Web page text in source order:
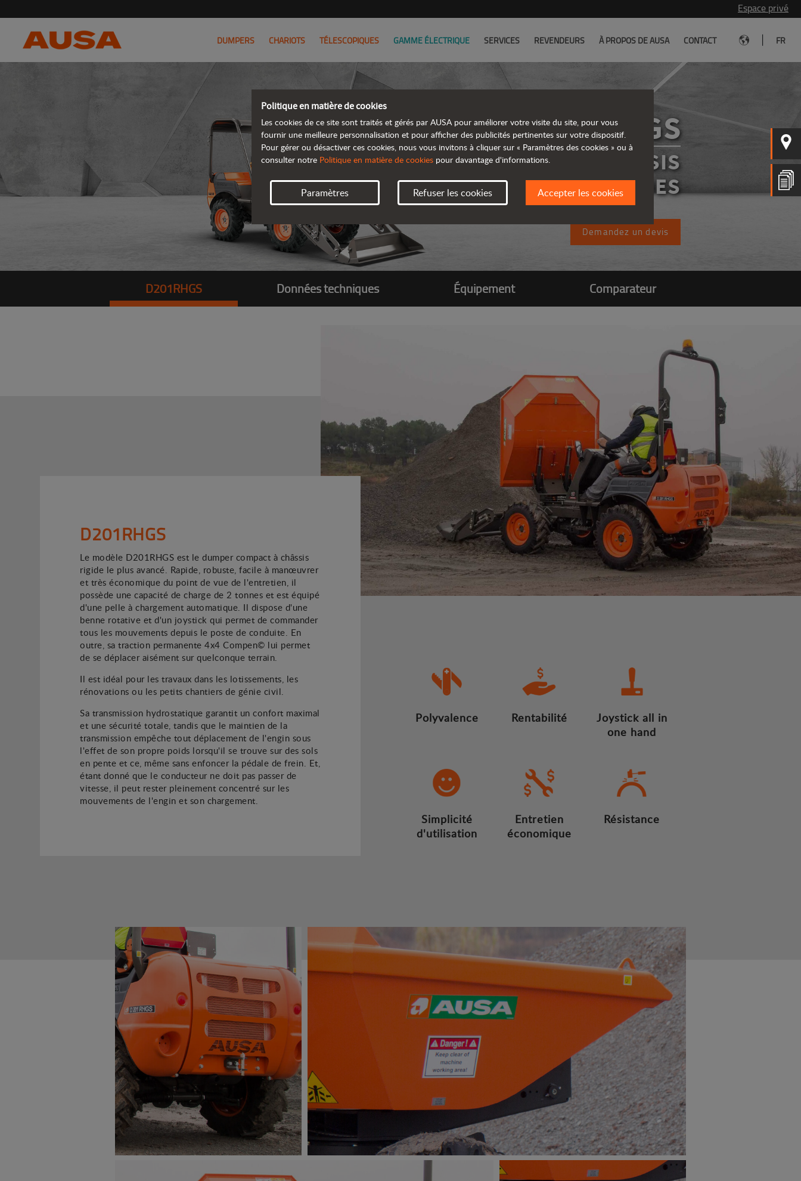
Espace privé
DUMPERS CHARIOTS TÉLESCOPIQUES GAMME ÉLECTRIQUE SERVICES REVENDEURS À PROPOS DE AUSA CONTACT FR
D201RHGS
DUMPERS À CHÂSIS
RIGIDES
Demandez un devis
D201RHGS Données techniques Équipement Comparateur
D201RHGS
Le modèle D201RHGS est le dumper compact à châssis
rigide le plus avancé. Rapide, robuste, facile à manœuvrer
et très économique du point de vue de l'entretien, il
possède une capacité de charge de 2 tonnes et est équipé
d'une pelle à chargement automatique. Il dispose d'une
benne rotative et d'un joystick qui permet de commander
tous les mouvements depuis le poste de conduite. En
outre, sa traction permanente 4x4 Compen© lui permet
de se déplacer aisément sur quelconque terrain.
Il est idéal pour les travaux dans les lotissements, les
rénovations ou les petits chantiers de génie civil.
Sa transmission hydrostatique garantit un confort maximal
et une sécurité totale, tandis que le maintien de la
transmission empêche tout déplacement de l'engin sous
l'effet de son propre poids lorsqu'il se trouve sur des sols
en pente et ce, même sans enfoncer la pédale de frein. Et,
étant donné que le conducteur ne doit pas passer de
vitesse, il peut rester pleinement concentré sur les
mouvements de l'engin et son chargement.
Polyvalence Rentabilité
Joystick all in
one hand
Simplicité
d'utilisation
Entretien
économique
Résistance
Politique en matière de cookies
Les cookies de ce site sont traités et gérés par AUSA pour améliorer votre visite du site, pour vous
fournir une meilleure personnalisation et pour afficher des publicités pertinentes sur votre dispositif.
Pour gérer ou désactiver ces cookies, nous vous invitons à cliquer sur « Paramètres des cookies » ou à
consulter notre Politique en matière de cookies pour davantage d'informations.
Paramètres Refuser les cookies Accepter les cookies